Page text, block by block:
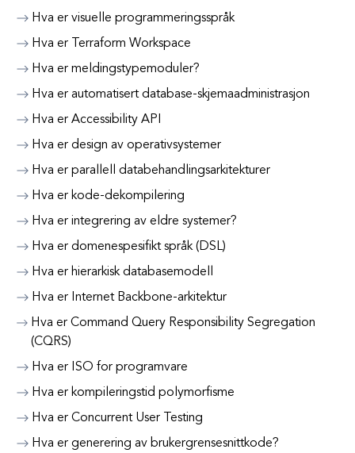
Hva er visuelle programmeringsspråk
Hva er Terraform Workspace
Hva er meldingstypemoduler?
Hva er automatisert database-skjemaadministrasjon
Hva er Accessibility API
Hva er design av operativsystemer
Hva er parallell databehandlingsarkitekturer
Hva er kode-dekompilering
Hva er integrering av eldre systemer?
Hva er domenespesifikt språk (DSL)
Hva er hierarkisk databasemodell
Hva er Internet Backbone-arkitektur
Hva er Command Query Responsibility Segregation
(CQRS)
Hva er ISO for programvare
Hva er kompileringstid polymorfisme
Hva er Concurrent User Testing
Hva er generering av brukergrensesnittkode?